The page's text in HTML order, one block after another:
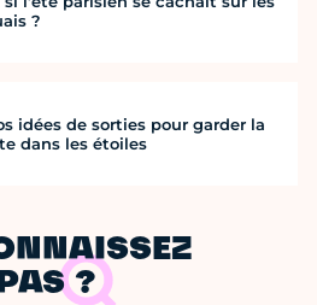
?
idées de sorties pour garder la
dans les étoiles
?